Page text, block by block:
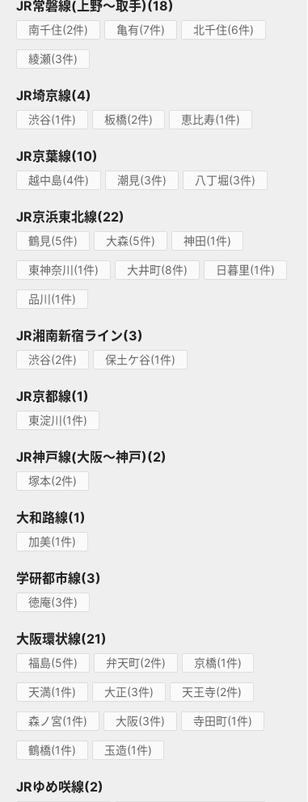
JR常磐線(上野～取手)(18)
南千住(2件) 亀有(7件) 北千住(6件)
綾瀬(3件)
JR埼京線(4)
渋谷(1件) 板橋(2件) 恵比寿(1件)
JR京葉線(10)
越中島(4件) 潮見(3件) 八丁堀(3件)
JR京浜東北線(22)
鶴見(5件) 大森(5件) 神田(1件)
東神奈川(1件) 大井町(8件) 日暮里(1件)
品川(1件)
JR湘南新宿ライン(3)
渋谷(2件) 保土ケ谷(1件)
JR京都線(1)
東淀川(1件)
JR神戸線(大阪～神戸)(2)
塚本(2件)
大和路線(1)
加美(1件)
学研都市線(3)
徳庵(3件)
大阪環状線(21)
福島(5件) 弁天町(2件) 京橋(1件)
天満(1件) 大正(3件) 天王寺(2件)
森ノ宮(1件) 大阪(3件) 寺田町(1件)
鶴橋(1件) 玉造(1件)
JRゆめ咲線(2)